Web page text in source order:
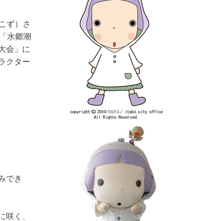
ず）さ
水郷潮
会」に
クター
でき
咲く、